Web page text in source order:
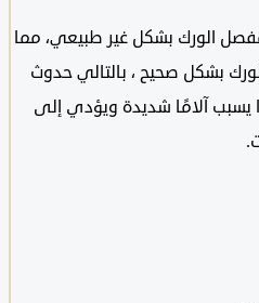
بشكل غير طبيعي، مما
صحيح ، بالتالي حدوث
آلامًا شديدة ويؤدي إلى